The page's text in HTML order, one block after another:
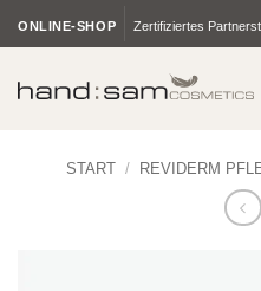
Inhalt
ONLINE-SHOP Zertifiziertes
START / REVIDERM